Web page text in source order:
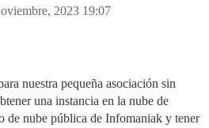
2023 19:07
nuestra pequeña asociación sin
una instancia en la nube de
de nube pública de Infomaniak y tener